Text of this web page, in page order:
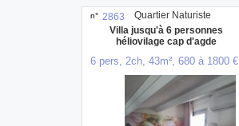
n° 2863
Villa jusqu'à 6 personnes
héliovilage cap d'agde
6 pers, 2ch, 43m², 680 à 1800 €
Quartier Naturiste